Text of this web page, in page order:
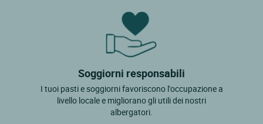
Soggiorni responsabili
I tuoi pasti e soggiorni favoriscono l'occupazione a
livello locale e migliorano gli utili dei nostri
albergatori.